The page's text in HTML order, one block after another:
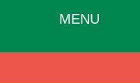
MENU